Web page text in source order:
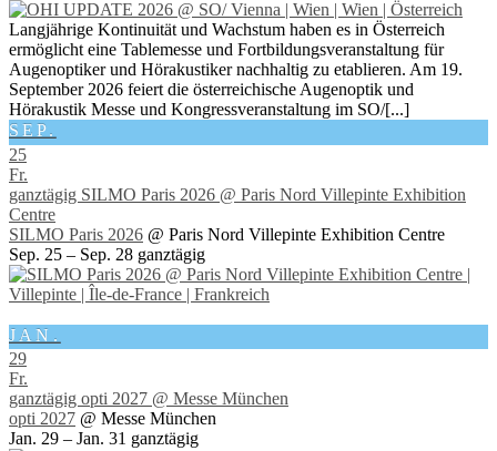
Langjährige Kontinuität und Wachstum haben es in Österreich
ermöglicht eine Tablemesse und Fortbildungsveranstaltung für
Augenoptiker und Hörakustiker nachhaltig zu etablieren. Am 19.
September 2026 feiert die österreichische Augenoptik und
Hörakustik Messe und Kongressveranstaltung im SO/[...]
SEP.
25
Fr.
ganztägig SILMO Paris 2026 @ Paris Nord Villepinte Exhibition
Centre
SILMO Paris 2026 @ Paris Nord Villepinte Exhibition Centre
Sep. 25 – Sep. 28 ganztägig
JAN.
29
Fr.
ganztägig opti 2027 @ Messe München
opti 2027 @ Messe München
Jan. 29 – Jan. 31 ganztägig